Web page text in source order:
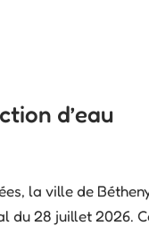
d’eau
la ville de
du 28 juillet 2026.